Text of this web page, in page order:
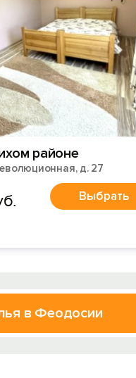
районе
д. 27
Выбрать
в Феодосии